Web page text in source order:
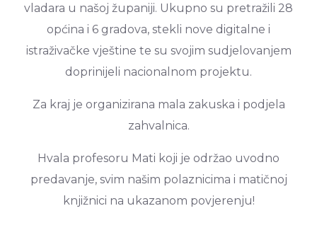
vladara u našoj županiji. Ukupno su pretražili 28
općina i 6 gradova, stekli nove digitalne i
istraživačke vještine te su svojim sudjelovanjem
doprinijeli nacionalnom projektu.
Za kraj je organizirana mala zakuska i podjela
zahvalnica.
Hvala profesoru Mati koji je održao uvodno
predavanje, svim našim polaznicima i matičnoj
knjižnici na ukazanom povjerenju!